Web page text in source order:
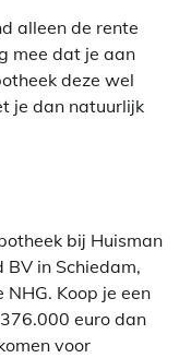
alleen de rente
mee dat je aan
deze wel
je dan natuurlijk
bij Huisman
in Schiedam,
Koop je een
euro dan
voor